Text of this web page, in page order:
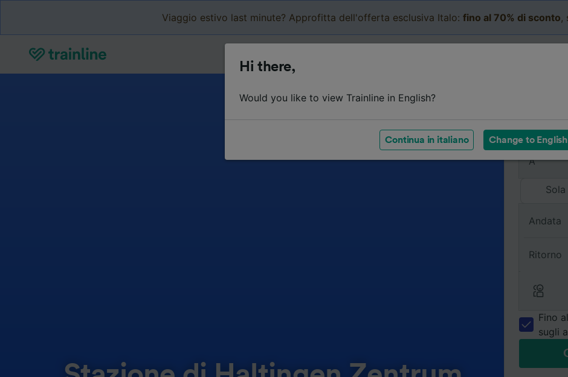
Viaggio estivo last minute? Approfitta dell'offerta esclusiva Italo: fino al 70% di sconto,
Le mie
Da
A
Andata
Ritorno
Fino
sugli
Hi there,
Would you like to view Trainline in English?
Continua in italiano Change to English